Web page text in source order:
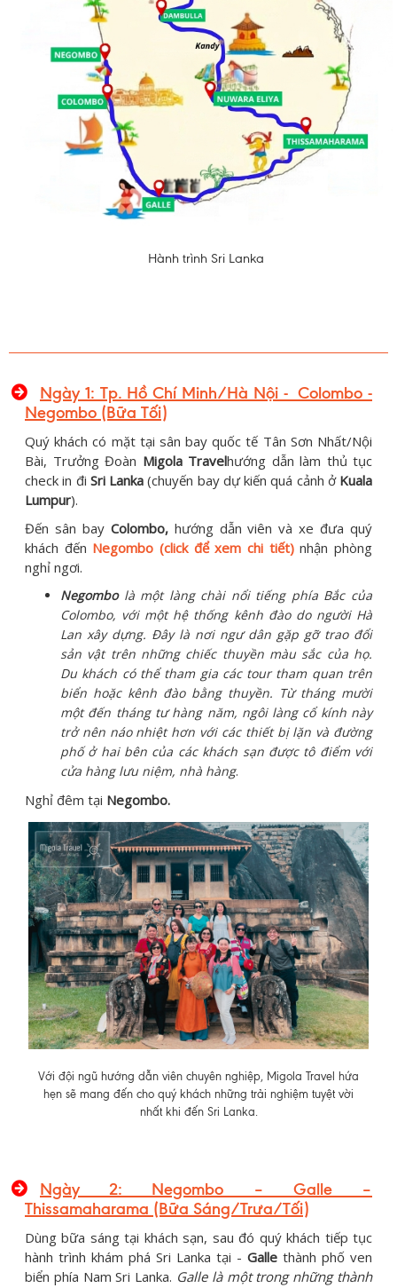
Hành trình Sri Lanka
Ngày 1: Tp. Hồ Chí Minh/Hà Nội - Colombo -
Negombo (Bữa Tối)
Quý khách có mặt tại sân bay quốc tế Tân Sơn Nhất/Nội
Bài, Trưởng Đoàn Migola Travelhướng dẫn làm thủ tục
check in đi Sri Lanka (chuyến bay dự kiến quá cảnh ở Kuala
Lumpur).
Đến sân bay Colombo, hướng dẫn viên và xe đưa quý
khách đến Negombo (click để xem chi tiết) nhận phòng
nghỉ ngơi.
Negombolà một làng chài nổi tiếng phía Bắc của
Colombo, với một hệ thống kênh đào do người Hà
Lan xây dựng. Đây là nơi ngư dân gặp gỡ trao đổi
sản vật trên những chiếc thuyền màu sắc của họ.
Du khách có thể tham gia các tour tham quan trên
biển hoặc kênh đào bằng thuyền. Từ tháng mười
một đến tháng tư hàng năm, ngôi làng cổ kính này
trở nên náo nhiệt hơn với các thiết bị lặn và đường
phố ở hai bên của các khách sạn được tô điểm với
cửa hàng lưu niệm, nhà hàng.
Nghỉ đêm tại Negombo.
Với đội ngũ hướng dẫn viên chuyên nghiệp, Migola Travel hứa
hẹn sẽ mang đến cho quý khách những trải nghiệm tuyệt vời
nhất khi đến Sri Lanka.
Ngày 2: Negombo – Galle –
Thissamaharama (Bữa Sáng/Trưa/Tối)
Dùng bữa sáng tại khách sạn, sau đó quý khách tiếp tục
hành trình khám phá Sri Lanka tại - Galle thành phố ven
biển phía Nam Sri Lanka. Galle là một trong những thành